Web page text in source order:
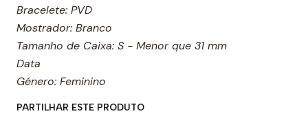
Bracelete: PVD
Mostrador: Branco
Tamanho de Caixa: S - Menor que 31 mm
Data
Género: Feminino
PARTILHAR ESTE PRODUTO